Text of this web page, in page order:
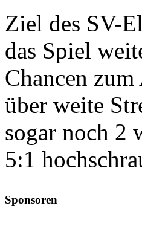
Ziel des SV-
das Spiel
Chancen
über weite
sogar noch 2
5:1
Sponsoren